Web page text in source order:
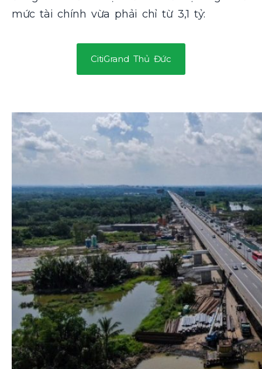
mức tài chính vừa phải chỉ từ 3,1 tỷ:
CitiGrand Thủ Đức